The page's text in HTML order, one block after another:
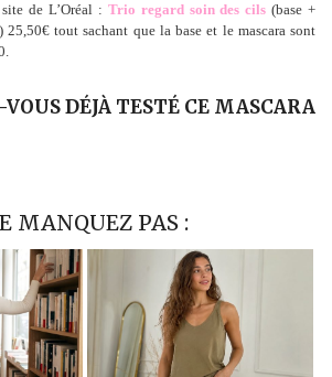
de L’Oréal : Trio regard soin des cils (base +
25,50€ tout sachant que la base et le mascara sont
DÉJÀ TESTÉ CE MASCARA
MANQUEZ PAS :